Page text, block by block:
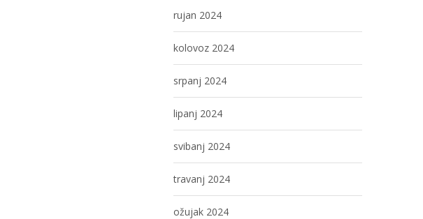
rujan 2024
kolovoz 2024
srpanj 2024
lipanj 2024
svibanj 2024
travanj 2024
ožujak 2024